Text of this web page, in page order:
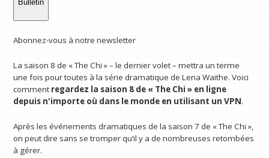
Bulletin
Abonnez-vous à notre newsletter
La saison 8 de « The Chi » – le dernier volet – mettra un terme
une fois pour toutes à la série dramatique de Lena Waithe. Voici
comment regardez la saison 8 de « The Chi » en ligne
depuis n'importe où dans le monde en utilisant un VPN.
Après les événements dramatiques de la saison 7 de « The Chi »,
on peut dire sans se tromper qu’il y a de nombreuses retombées
à gérer.